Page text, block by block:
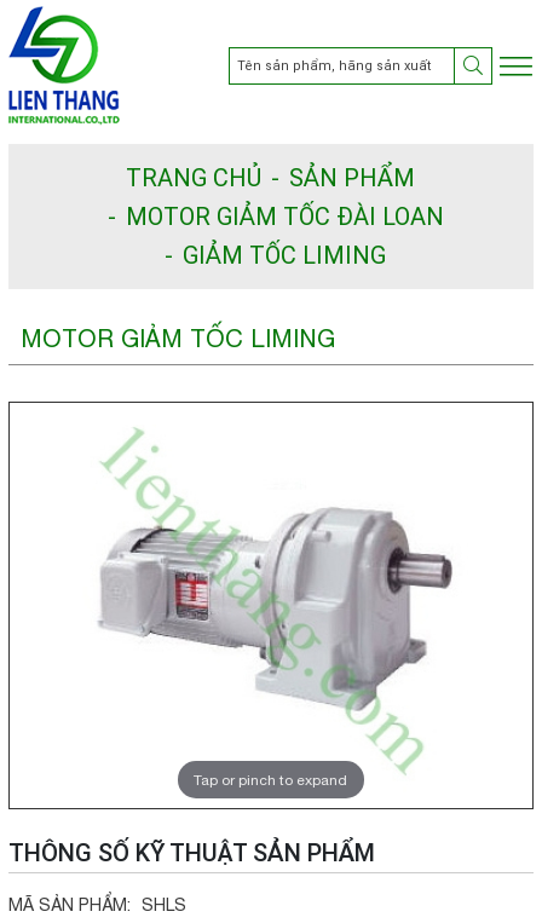
TRANG CHỦ
SẢN PHẨM
MOTOR GIẢM TỐC ĐÀI LOAN
GIẢM TỐC LIMING
MOTOR GIẢM TỐC LIMING
Tap or pinch to expand
THÔNG SỐ KỸ THUẬT SẢN PHẨM
MÃ SẢN PHẨM:
SHLS